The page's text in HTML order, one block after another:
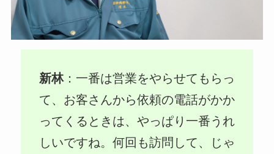
新林：一番は営業をやらせてもらっ
て、お客さんから依頼の電話がかか
ってくるときは、やっぱり一番うれ
しいですね。何回も訪問して、じゃ